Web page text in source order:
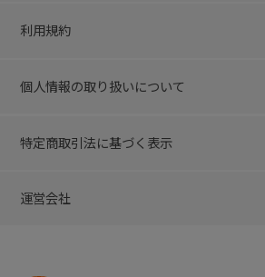
利用規約
個人情報の取り扱いについて
特定商取引法に基づく表示
運営会社